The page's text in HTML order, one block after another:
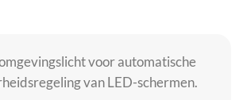
voor automatische
van LED-schermen.